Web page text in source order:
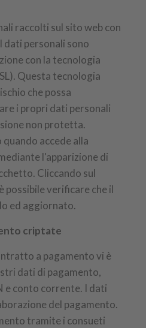
raccolti sul sito web con
personali sono
con la tecnologia
Questa tecnologia
che possa
i propri dati personali
non protetta.
accede alla
l'apparizione di
Cliccando sul
possibile verificare che il
ed aggiornato.
criptate
a pagamento vi è
dati di pagamento,
e conto corrente. I dati
del pagamento.
tramite i consueti